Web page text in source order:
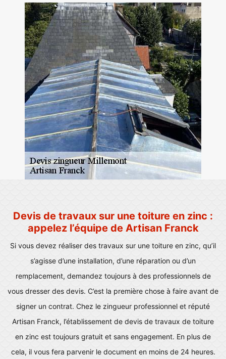
Devis de travaux sur une toiture en zinc :
appelez l’équipe de Artisan Franck
Si vous devez réaliser des travaux sur une toiture en zinc, qu’il
s’agisse d’une installation, d’une réparation ou d’un
remplacement, demandez toujours à des professionnels de
vous dresser des devis. C’est la première chose à faire avant de
signer un contrat. Chez le zingueur professionnel et réputé
Artisan Franck, l’établissement de devis de travaux de toiture
en zinc est toujours gratuit et sans engagement. En plus de
cela, il vous fera parvenir le document en moins de 24 heures.